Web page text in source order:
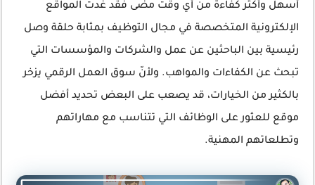
أسهل وأكثر كفاءة من أي وقت مضى فقد غدت المواقع
الإلكترونية المتخصصة في مجال التوظيف بمثابة حلقة وصل
رئيسية بين الباحثين عن عمل والشركات والمؤسسات التي
تبحث عن الكفاءات والمواهب. ولأنّ سوق العمل الرقمي يزخر
بالكثير من الخيارات، قد يصعب على البعض تحديد أفضل
موقع للعثور على الوظائف التي تتناسب مع مهاراتهم
وتطلعاتهم المهنية.